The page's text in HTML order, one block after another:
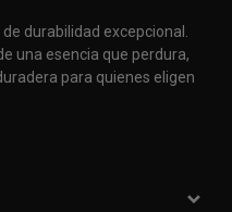
durabilidad excepcional.
una esencia que perdura,
para quienes eligen